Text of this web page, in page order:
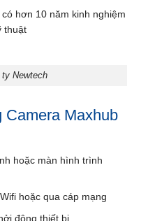
hơn 10 năm kinh nghiệm
thuật
ty Newtech
Maxhub
hoặc màn hình trình
hoặc qua cáp mạng
động thiết bị